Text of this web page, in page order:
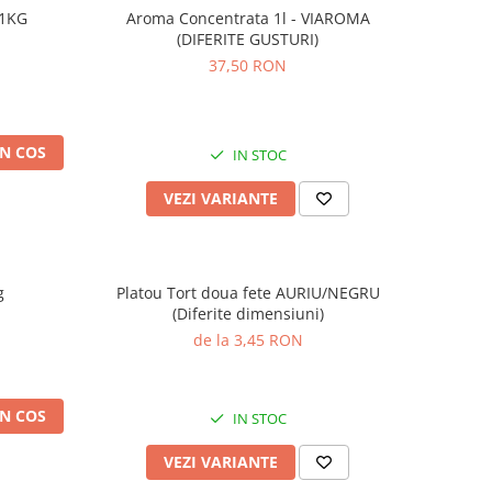
COS
Aroma Concentrata 1l - VIAROMA
(DIFERITE GUSTURI)
37,50 RON
IN STOC
VEZI VARIANTE
COS
Platou Tort doua fete AURIU/NEGRU
(Diferite dimensiuni)
de la 3,45 RON
IN STOC
VEZI VARIANTE